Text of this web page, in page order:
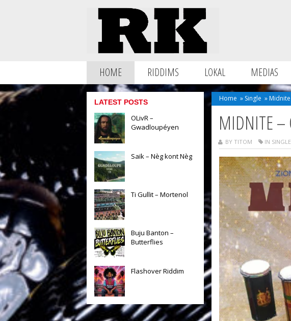
HOME RIDDIMS LOKAL MEDIAS
LATEST POSTS
OLivR –
Gwadloupéyen
Saïk – Nèg kont Nèg
Ti Gullit – Mortenol
Buju Banton –
Butterflies
Flashover Riddim
Home » Single »
MIDNITE –
BY TITOM IN SINGLE